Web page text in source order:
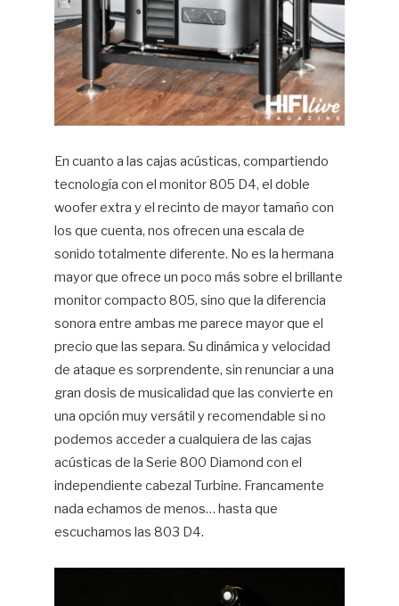
En cuanto a las cajas acústicas, compartiendo
tecnología con el monitor 805 D4, el doble
woofer extra y el recinto de mayor tamaño con
los que cuenta, nos ofrecen una escala de
sonido totalmente diferente. No es la hermana
mayor que ofrece un poco más sobre el brillante
monitor compacto 805, sino que la diferencia
sonora entre ambas me parece mayor que el
precio que las separa. Su dinámica y velocidad
de ataque es sorprendente, sin renunciar a una
gran dosis de musicalidad que las convierte en
una opción muy versátil y recomendable si no
podemos acceder a cualquiera de las cajas
acústicas de la Serie 800 Diamond con el
independiente cabezal Turbine. Francamente
nada echamos de menos… hasta que
escuchamos las 803 D4.